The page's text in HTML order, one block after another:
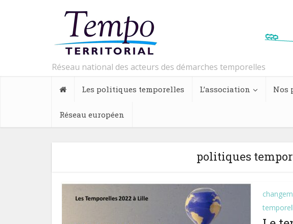
Réseau national des acteurs des démarches temporelles
Les politiques temporelles L’association Nos
Réseau européen
politiques